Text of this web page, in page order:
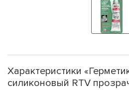
Характеристики
силиконовый RTV